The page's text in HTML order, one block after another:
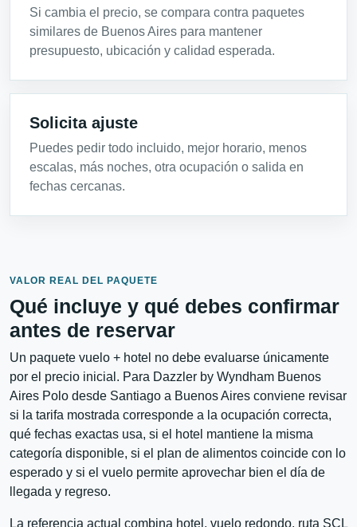
Si cambia el precio, se compara contra paquetes
similares de Buenos Aires para mantener
presupuesto, ubicación y calidad esperada.
Solicita ajuste
Puedes pedir todo incluido, mejor horario, menos
escalas, más noches, otra ocupación o salida en
fechas cercanas.
VALOR REAL DEL PAQUETE
Qué incluye y qué debes confirmar
antes de reservar
Un paquete vuelo + hotel no debe evaluarse únicamente
por el precio inicial. Para Dazzler by Wyndham Buenos
Aires Polo desde Santiago a Buenos Aires conviene revisar
si la tarifa mostrada corresponde a la ocupación correcta,
qué fechas exactas usa, si el hotel mantiene la misma
categoría disponible, si el plan de alimentos coincide con lo
esperado y si el vuelo permite aprovechar bien el día de
llegada y regreso.
La referencia actual combina hotel, vuelo redondo, ruta SCL